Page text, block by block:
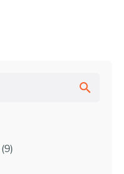
(9)